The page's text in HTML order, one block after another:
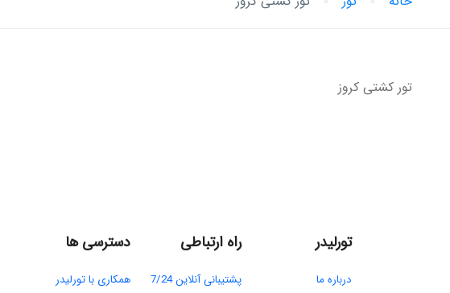
تور کشتی کروز
تورلیدر
درباره ما​
راه ارتباطی
پشتیبانی آنلاین 7/24
دسترسی ها
همکاری با تورلیدر